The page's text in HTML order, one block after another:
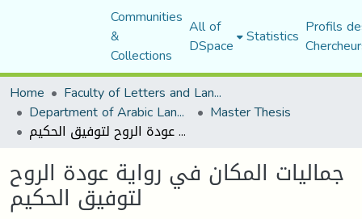
Communities
&
Collections
All of
DSpace Statistics Profils
Home
Faculty of Letters and Languages
Department of Arabic Language and Literature Master Thesis
جماليات المكان في رواية عودة الروح لتوفيق الحكيم
جماليات المكان في رواية عودة الروح
لتوفيق الحكيم